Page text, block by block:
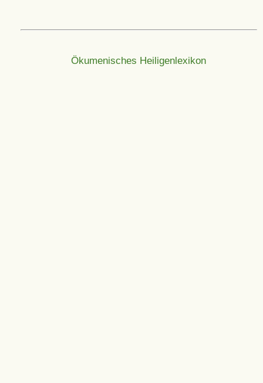
Ökumenisches Heiligenlexikon